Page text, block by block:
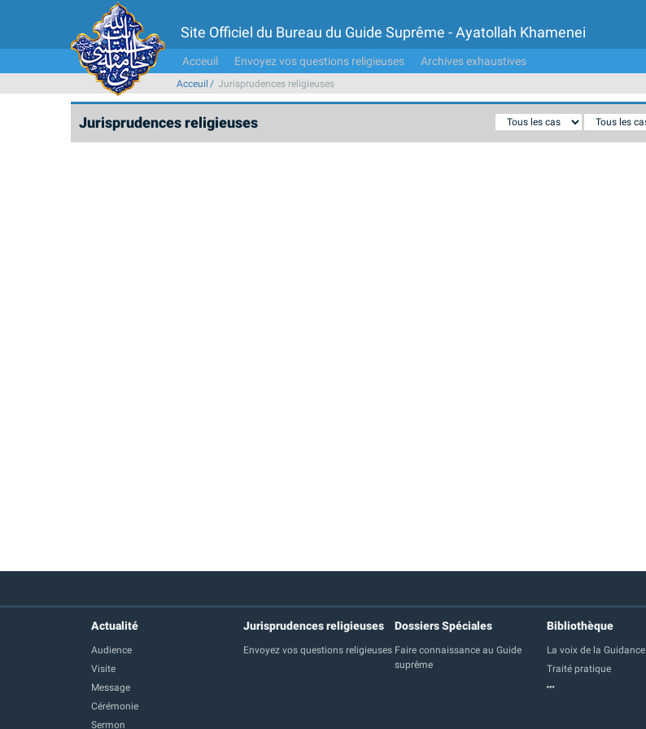
Site Officiel du Bureau du Guide Suprême - Ayatollah Khamenei
Acceuil Envoyez vos questions religieuses Archives exhaustives
Acceuil Jurisprudences religieuses
Jurisprudences religieuses
Actualité
Audience
Visite
Message
Cérémonie
Sermon
Jurisprudences religieuses
Envoyez vos questions religieuses
Dossiers Spéciales
Faire connaissance au Guide
suprême
Bibliothèque
La voix de la Guidance
Traité pratique